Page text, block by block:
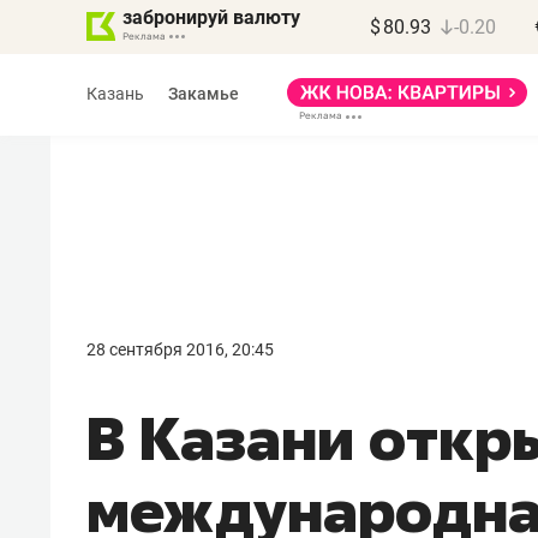
забронируй валюту $ 80.93 -0.20
Казань Закамье
28 сентября 2016, 20:45
В Казанидевелопера – найти
правильный продукт»
Девелопер из топ-10* застройщиков
Башкортостана входит в Татарстан